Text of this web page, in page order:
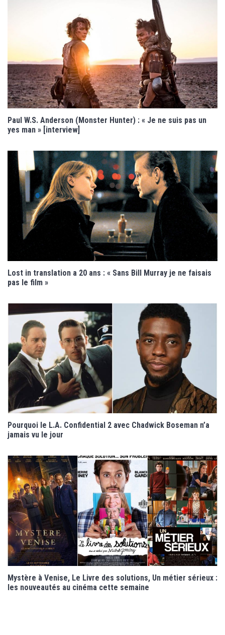
Paul W.S. Anderson (Monster Hunter) : « Je ne suis pas un
yes man » [interview]
Lost in translation a 20 ans : « Sans Bill Murray je ne faisais
pas le film »
Pourquoi le L.A. Confidential 2 avec Chadwick Boseman n’a
jamais vu le jour
Mystère à Venise, Le Livre des solutions, Un métier sérieux :
les nouveautés au cinéma cette semaine